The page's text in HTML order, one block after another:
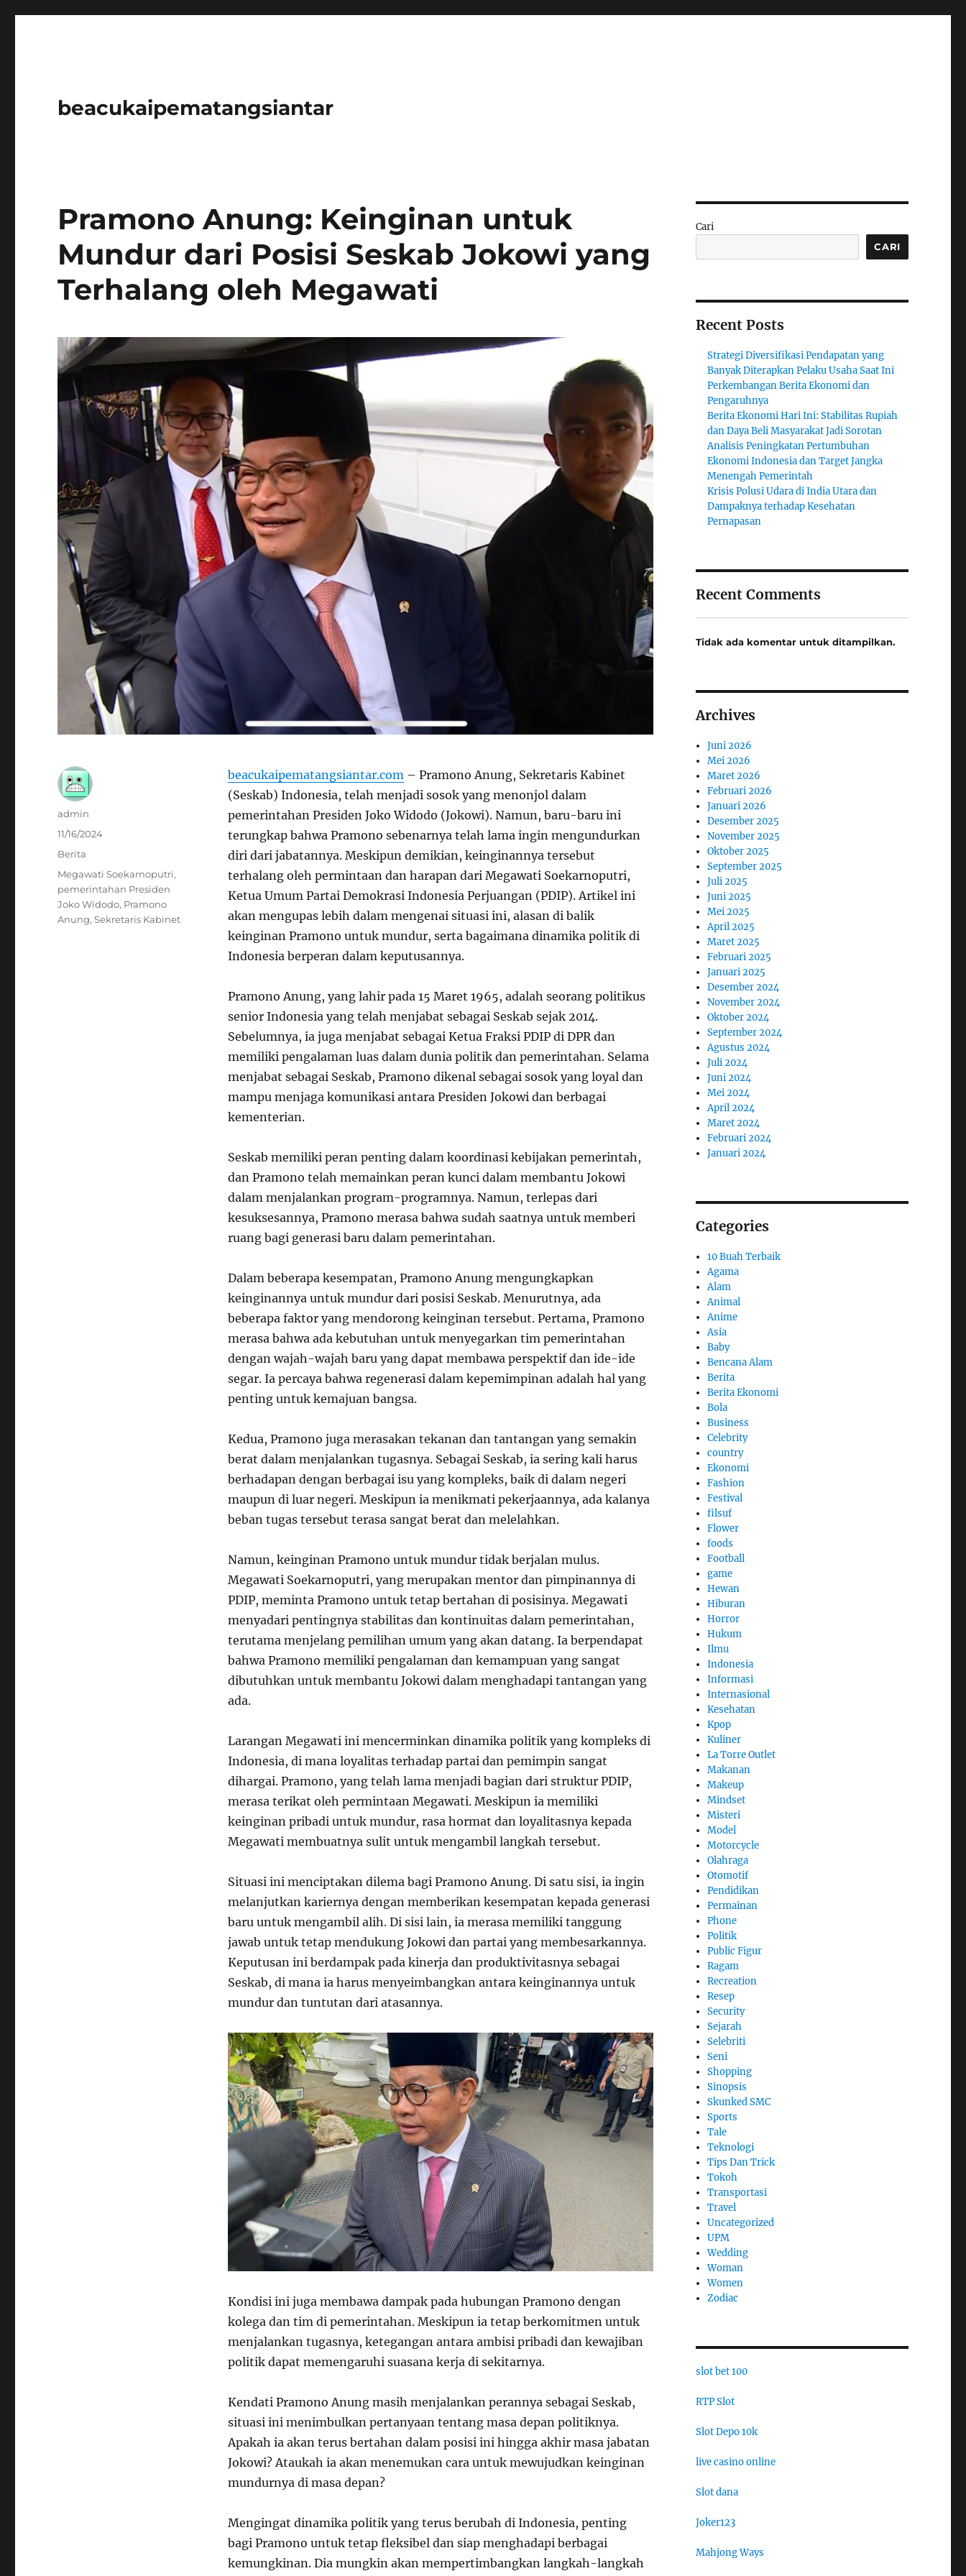
beacukaipematangsiantar
Pramono Anung: Keinginan untuk
Mundur dari Posisi Seskab Jokowi yang
Terhalang oleh Megawati
beacukaipematangsiantar.com – Pramono Anung, Sekretaris Kabinet
(Seskab) Indonesia, telah menjadi sosok yang menonjol dalam
pemerintahan Presiden Joko Widodo (Jokowi). Namun, baru-baru ini
terungkap bahwa Pramono sebenarnya telah lama ingin mengundurkan
diri dari jabatannya. Meskipun demikian, keinginannya tersebut
terhalang oleh permintaan dan harapan dari Megawati Soekarnoputri,
Ketua Umum Partai Demokrasi Indonesia Perjuangan (PDIP). Artikel ini
akan mengupas lebih dalam mengenai situasi ini, alasan di balik
keinginan Pramono untuk mundur, serta bagaimana dinamika politik di
Indonesia berperan dalam keputusannya.
Pramono Anung, yang lahir pada 15 Maret 1965, adalah seorang politikus
senior Indonesia yang telah menjabat sebagai Seskab sejak 2014.
Sebelumnya, ia juga menjabat sebagai Ketua Fraksi PDIP di DPR dan
memiliki pengalaman luas dalam dunia politik dan pemerintahan. Selama
menjabat sebagai Seskab, Pramono dikenal sebagai sosok yang loyal dan
mampu menjaga komunikasi antara Presiden Jokowi dan berbagai
kementerian.
Seskab memiliki peran penting dalam koordinasi kebijakan pemerintah,
dan Pramono telah memainkan peran kunci dalam membantu Jokowi
dalam menjalankan program-programnya. Namun, terlepas dari
kesuksesannya, Pramono merasa bahwa sudah saatnya untuk memberi
ruang bagi generasi baru dalam pemerintahan.
Dalam beberapa kesempatan, Pramono Anung mengungkapkan
keinginannya untuk mundur dari posisi Seskab. Menurutnya, ada
beberapa faktor yang mendorong keinginan tersebut. Pertama, Pramono
merasa bahwa ada kebutuhan untuk menyegarkan tim pemerintahan
dengan wajah-wajah baru yang dapat membawa perspektif dan ide-ide
segar. Ia percaya bahwa regenerasi dalam kepemimpinan adalah hal yang
penting untuk kemajuan bangsa.
Kedua, Pramono juga merasakan tekanan dan tantangan yang semakin
berat dalam menjalankan tugasnya. Sebagai Seskab, ia sering kali harus
berhadapan dengan berbagai isu yang kompleks, baik di dalam negeri
maupun di luar negeri. Meskipun ia menikmati pekerjaannya, ada kalanya
beban tugas tersebut terasa sangat berat dan melelahkan.
Namun, keinginan Pramono untuk mundur tidak berjalan mulus.
Megawati Soekarnoputri, yang merupakan mentor dan pimpinannya di
PDIP, meminta Pramono untuk tetap bertahan di posisinya. Megawati
menyadari pentingnya stabilitas dan kontinuitas dalam pemerintahan,
terutama menjelang pemilihan umum yang akan datang. Ia berpendapat
bahwa Pramono memiliki pengalaman dan kemampuan yang sangat
dibutuhkan untuk membantu Jokowi dalam menghadapi tantangan yang
ada.
Larangan Megawati ini mencerminkan dinamika politik yang kompleks di
Indonesia, di mana loyalitas terhadap partai dan pemimpin sangat
dihargai. Pramono, yang telah lama menjadi bagian dari struktur PDIP,
merasa terikat oleh permintaan Megawati. Meskipun ia memiliki
keinginan pribadi untuk mundur, rasa hormat dan loyalitasnya kepada
Megawati membuatnya sulit untuk mengambil langkah tersebut.
Situasi ini menciptakan dilema bagi Pramono Anung. Di satu sisi, ia ingin
melanjutkan kariernya dengan memberikan kesempatan kepada generasi
baru untuk mengambil alih. Di sisi lain, ia merasa memiliki tanggung
jawab untuk tetap mendukung Jokowi dan partai yang membesarkannya.
Keputusan ini berdampak pada kinerja dan produktivitasnya sebagai
Seskab, di mana ia harus menyeimbangkan antara keinginannya untuk
mundur dan tuntutan dari atasannya.
Kondisi ini juga membawa dampak pada hubungan Pramono dengan
kolega dan tim di pemerintahan. Meskipun ia tetap berkomitmen untuk
menjalankan tugasnya, ketegangan antara ambisi pribadi dan kewajiban
politik dapat memengaruhi suasana kerja di sekitarnya.
Kendati Pramono Anung masih menjalankan perannya sebagai Seskab,
situasi ini menimbulkan pertanyaan tentang masa depan politiknya.
Apakah ia akan terus bertahan dalam posisi ini hingga akhir masa jabatan
Jokowi? Ataukah ia akan menemukan cara untuk mewujudkan keinginan
mundurnya di masa depan?
Mengingat dinamika politik yang terus berubah di Indonesia, penting
bagi Pramono untuk tetap fleksibel dan siap menghadapi berbagai
kemungkinan. Dia mungkin akan mempertimbangkan langkah-langkah
Author
admin
Posted
11/16/2024
Categories
Berita
Tags
Megawati Soekarnoputri,
pemerintahan Presiden
Joko Widodo, Pramono
Anung,Sekretaris Kabinet
Cari
CARI
Recent Posts
Strategi Diversifikasi Pendapatan yang
Banyak Diterapkan Pelaku Usaha Saat Ini
Perkembangan Berita Ekonomi dan
Pengaruhnya
Berita Ekonomi Hari Ini: Stabilitas Rupiah
dan Daya Beli Masyarakat Jadi Sorotan
Analisis Peningkatan Pertumbuhan
Ekonomi Indonesia dan Target Jangka
Menengah Pemerintah
Krisis Polusi Udara di India Utara dan
Dampaknya terhadap Kesehatan
Pernapasan
Recent Comments
Tidak ada komentar untuk ditampilkan.
Archives
Juni 2026
Mei 2026
Maret 2026
Februari 2026
Januari 2026
Desember 2025
November 2025
Oktober 2025
September 2025
Juli 2025
Juni 2025
Mei 2025
April 2025
Maret 2025
Februari 2025
Januari 2025
Desember 2024
November 2024
Oktober 2024
September 2024
Agustus 2024
Juli 2024
Juni 2024
Mei 2024
April 2024
Maret 2024
Februari 2024
Januari 2024
Categories
10 Buah Terbaik
Agama
Alam
Animal
Anime
Asia
Baby
Bencana Alam
Berita
Berita Ekonomi
Bola
Business
Celebrity
country
Ekonomi
Fashion
Festival
filsuf
Flower
foods
Football
game
Hewan
Hiburan
Horror
Hukum
Ilmu
Indonesia
Informasi
Internasional
Kesehatan
Kpop
Kuliner
La Torre Outlet
Makanan
Makeup
Mindset
Misteri
Model
Motorcycle
Olahraga
Otomotif
Pendidikan
Permainan
Phone
Politik
Public Figur
Ragam
Recreation
Resep
Security
Sejarah
Selebriti
Seni
Shopping
Sinopsis
Skunked SMC
Sports
Tale
Teknologi
Tips Dan Trick
Tokoh
Transportasi
Travel
Uncategorized
UPM
Wedding
Woman
Women
Zodiac
slot bet 100
RTP Slot
Slot Depo 10k
live casino online
Slot dana
Joker123
Mahjong Ways